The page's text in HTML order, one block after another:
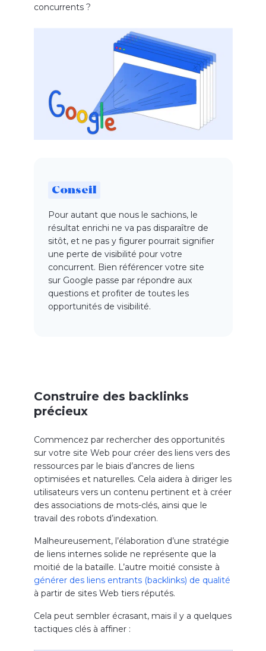
concurrents ?
Conseil
Pour autant que nous le sachions, le
résultat enrichi ne va pas disparaître de
sitôt, et ne pas y figurer pourrait signifier
une perte de visibilité pour votre
concurrent. Bien référencer votre site
sur Google passe par répondre aux
questions et profiter de toutes les
opportunités de visibilité.
Construire des backlinks
précieux
Commencez par rechercher des opportunités
sur votre site Web pour créer des liens vers des
ressources par le biais d’ancres de liens
optimisées et naturelles. Cela aidera à diriger les
utilisateurs vers un contenu pertinent et à créer
des associations de mots-clés, ainsi que le
travail des robots d’indexation.
Malheureusement, l’élaboration d’une stratégie
de liens internes solide ne représente que la
moitié de la bataille. L’autre moitié consiste à
générer des liens entrants (backlinks) de qualité
à partir de sites Web tiers réputés.
Cela peut sembler écrasant, mais il y a quelques
tactiques clés à affiner :